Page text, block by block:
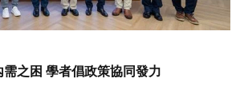
之困 學者倡政策協同發力